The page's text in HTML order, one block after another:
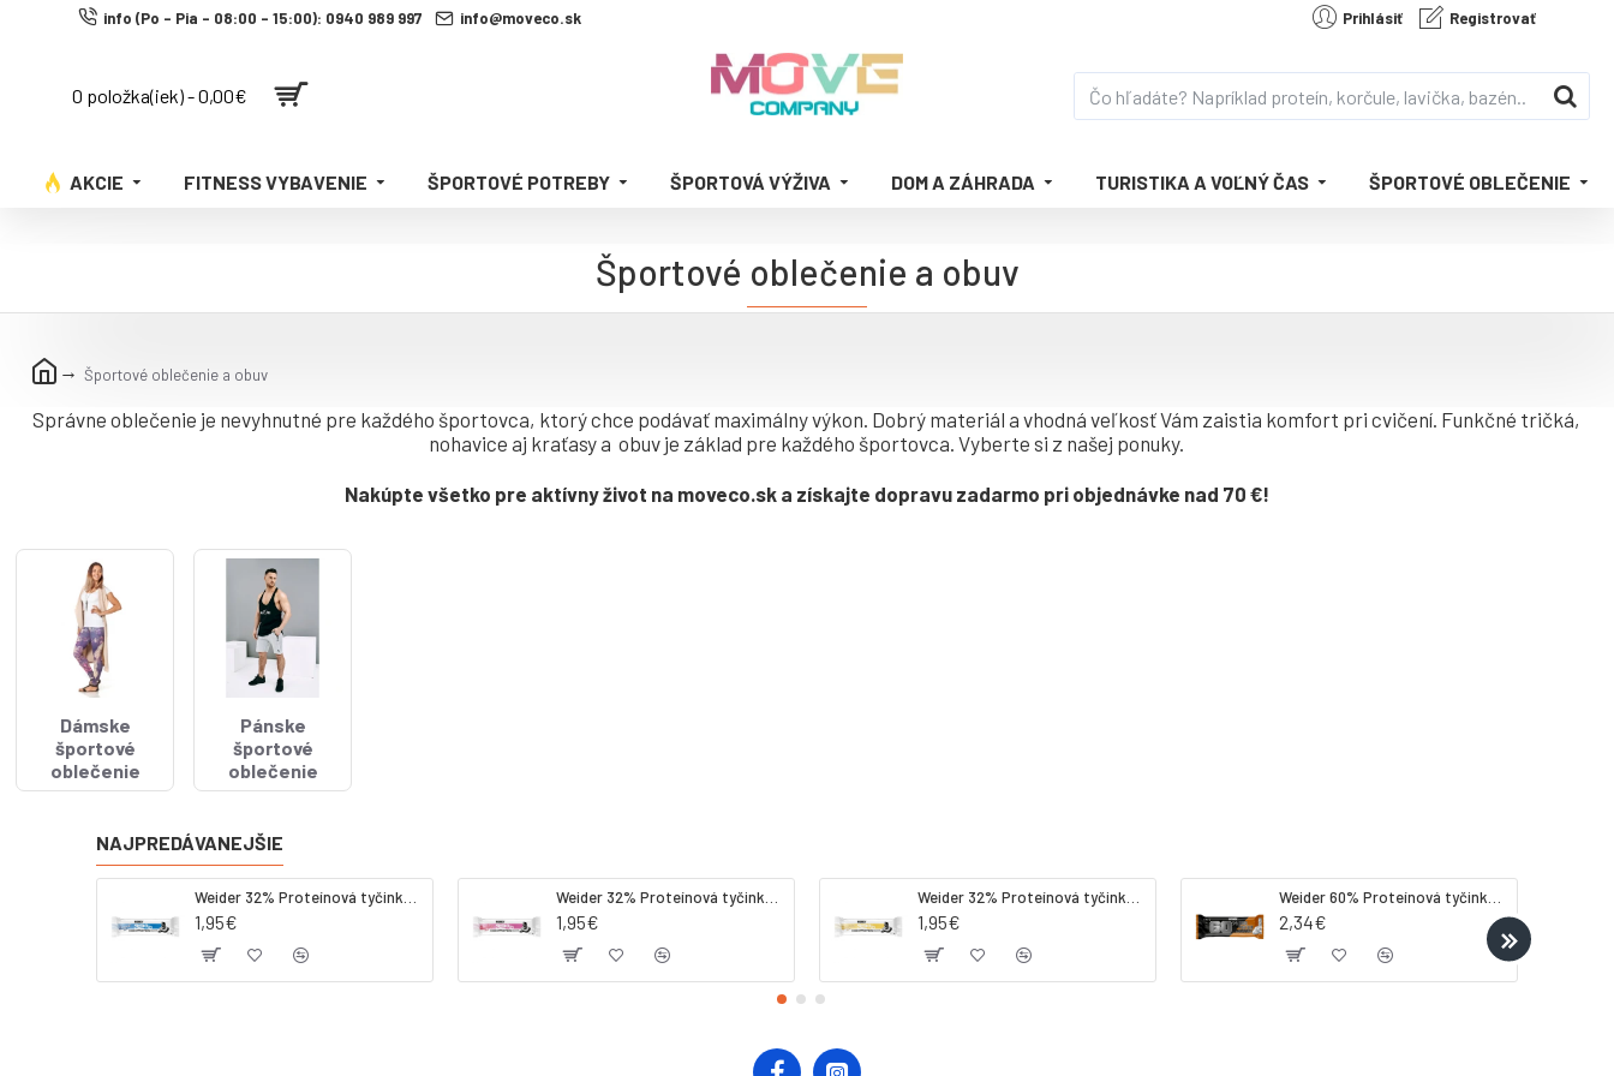
info (Po - Pia - 08:00 - 15:00): 0940 989 997 info@moveco.sk Prihlásiť Registrovať
0 položka(iek) - 0,00€
AKCIE FITNESS VYBAVENIE ŠPORTOVÉ POTREBY ŠPORTOVÁ VÝŽIVA DOM A ZÁHRADA TURISTIKA A VOĽNÝ ČAS ŠPORTOVÉ OBLEČENIE
Športové oblečenie a obuv
Športové oblečenie a obuv
Správne oblečenie je nevyhnutné pre každého športovca, ktorý chce podávať maximálny výkon. Dobrý materiál a vhodná veľkosť Vám zaistia komfort pri cvičení. Funkčné tričká,
nohavice aj kraťasy a obuv je základ pre každého športovca. Vyberte si z našej ponuky.
Nakúpte všetko pre aktívny život na moveco.sk a získajte dopravu zadarmo pri objednávke nad 70 €!
Dámske
športové
oblečenie
Pánske
športové
oblečenie
NAJPREDÁVANEJŠIE
Weider 32% Proteínová tyčinka - kokos, 60 g
1,95€
Weider 32% Proteínová tyčinka. 60 g jahoda
1,95€
Weider 32% Proteínová tyčinka - banán, 60 g
1,95€
Weider 60% Proteínová tyčinka, 45 g salted peanut caramel
2,34€